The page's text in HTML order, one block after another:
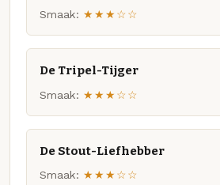
Smaak: ★★★☆☆
De Tripel-Tijger
Smaak: ★★★☆☆
De Stout-Liefhebber
Smaak: ★★★☆☆